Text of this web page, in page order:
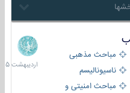
مباحث مذهبی
ناسیونالیسم
مباحث امنیتی و اطلاعاتی
8
1405